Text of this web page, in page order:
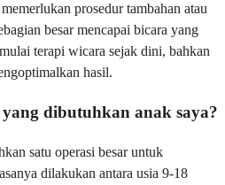
prosedur tambahan atau
besar mencapai bicara yang
terapi wicara sejak dini, bahkan
hasil.
dibutuhkan anak saya?
satu operasi besar untuk
dilakukan antara usia 9-18